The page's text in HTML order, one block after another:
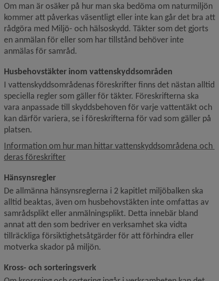
Om man är osäker på hur man ska bedöma om naturmiljön
kommer att påverkas väsentligt eller inte kan går det bra att
rådgöra med Miljö- och hälsoskydd. Täkter som det gjorts
en anmälan för eller som har tillstånd behöver inte
anmälas för samråd.
Husbehovstäkter inom vattenskyddsområden
I vattenskyddsområdenas föreskrifter finns det nästan alltid
speciella regler som gäller för täkter. Föreskrifterna ska
vara anpassade till skyddsbehoven för varje vattentäkt och
kan därför variera, se i föreskrifterna för vad som gäller på
platsen.
Information om hur man hittar vattenskyddsområdena och
deras föreskrifter
Hänsynsregler
De allmänna hänsynsreglerna i 2 kapitlet miljöbalken ska
alltid beaktas, även om husbehovstäkten inte omfattas av
samrådsplikt eller anmälningsplikt. Detta innebär bland
annat att den som bedriver en verksamhet ska vidta
tillräckliga försiktighetsåtgärder för att förhindra eller
motverka skador på miljön.
Kross- och sorteringsverk